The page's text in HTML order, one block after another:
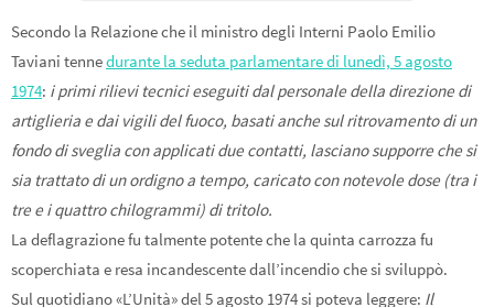
Secondo la Relazione che il ministro degli Interni Paolo Emilio
Taviani tennedurante la seduta parlamentare di lunedì, 5 agosto
1974: i primi rilievi tecnici eseguiti dal personale della direzione di
artiglieria e dai vigili del fuoco, basati anche sul ritrovamento di un
fondo di sveglia con applicati due contatti, lasciano supporre che si
sia trattato di un ordigno a tempo, caricato con notevole dose (tra i
tre e i quattro chilogrammi) di tritolo.
La deflagrazione fu talmente potente che la quinta carrozza fu
scoperchiata e resa incandescente dall’incendio che si sviluppò.
Sul quotidiano «L’Unità» del 5 agosto 1974 si poteva leggere: Il